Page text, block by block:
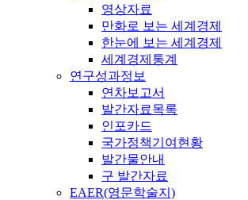
영상자료
만화로 보는 세계경제
한눈에 보는 세계경제
세계경제통계
연구성과정보
연차보고서
발간자료목록
인포카드
국가정책기여현황
발간물안내
구 발간자료
EAER(영문학술지)